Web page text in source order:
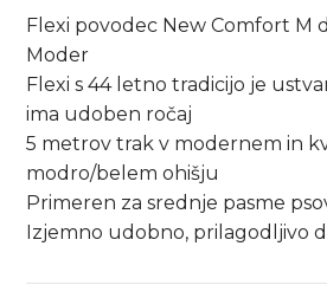
Flexi povodec New Comfort M
Moder
Flexi s 44 letno tradicijo je
ima udoben ročaj
5 metrov trak v modernem in
modro/belem ohišju
Primeren za srednje pasme
Izjemno udobno, prilagodljivo